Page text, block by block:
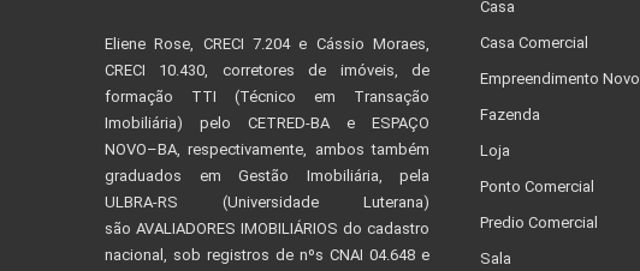
Eliene Rose, CRECI 7.204 e Cássio Moraes,
CRECI 10.430, corretores de imóveis, de
formação TTI (Técnico em Transação
Imobiliária) pelo CETRED-BA e ESPAÇO
NOVO–BA, respectivamente, ambos também
graduados em Gestão Imobiliária, pela
ULBRA-RS (Universidade Luterana)
são AVALIADORES IMOBILIÁRIOS do cadastro
nacional, sob registros de nºs CNAI 04.648 e
Casa
Casa Comercial
Empreendimento Novo
Fazenda
Loja
Ponto Comercial
Predio Comercial
Sala